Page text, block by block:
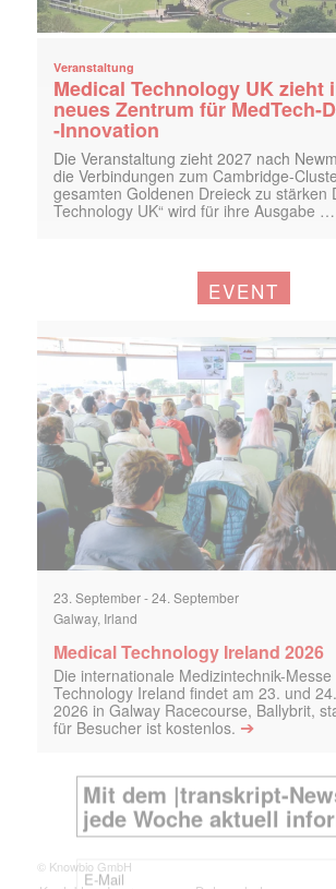
Veranstaltung
Medical Technology UK zieht
neues Zentrum für MedTech-
-Innovation
Die Veranstaltung zieht 2027 nach
die Verbindungen zum Cambridge-
gesamten Goldenen Dreieck zu stärken
Technology UK“ wird für ihre Ausgabe …
EVENT
23. September-24. September
Galway, Irland
Medical Technology Ireland 2026
Die internationale Medizintechnik-Messe
Technology Ireland findet am 23. und
2026 in Galway Racecourse, Ballybrit,
für Besucher ist kostenlos. ➔
© Knowbio GmbH